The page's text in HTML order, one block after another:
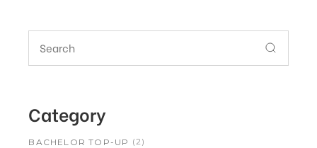
Category
BACHELOR TOP-UP (2)